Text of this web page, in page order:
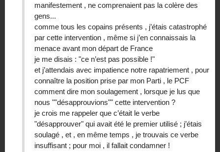
manifestement , ne comprenaient pas la colère des
gens...
comme tous les copains présents , j’étais catastrophé
par cette intervention , même si j’en connaissais la
menace avant mon départ de France
je me disais : "ce n’est pas possible !"
et j’attendais avec impatience notre rapatriement , pour
connaître la position prise par mon Parti , le PCF
comment dire mon soulagement , lorsque je lus que
nous ""désapprouvions"" cette intervention ?
je crois me rappeler que c’était le verbe
"désapprouver" qui avait été le premier utilisé ; j’étais
soulagé , et , en même temps , je trouvais ce verbe
insuffisant ; pour moi , il fallait condamner !